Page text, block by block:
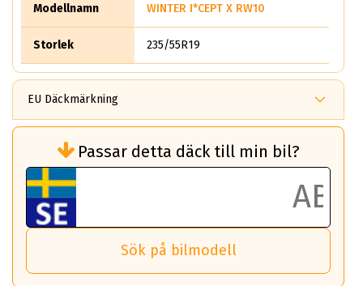
Modellnamn WINTER I*CEPT X RW10
Storlek 235/55R19
EU Däckmärkning
bränsleförbrukningen)
Det ska vara en betygsskala från klass A
till G för rullmotstånd.
Ett klass A däck kommer ha 6,5% bättre
bränsleförbrukning än ett klass G däck.
Det betyder att om man kör 10,000 km,
så sparar man 50 liter bränsle med ett
Passar detta däck till min bil?
Sök på bilmodell